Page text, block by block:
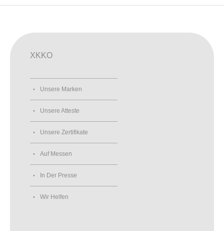
XKKO
Unsere Marken
Unsere Atteste
Unsere Zertifikate
Auf Messen
In Der Presse
Wir Helfen